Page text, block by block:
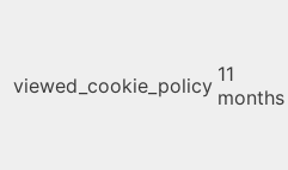
viewed_cookie_policy 11
months